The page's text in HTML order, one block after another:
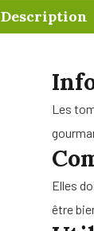
Description
Les
Elles
être